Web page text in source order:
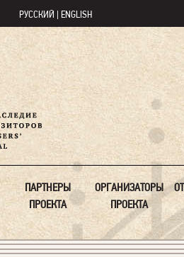
РУССКИЙ ENGLISH
ПАРТНЕРЫ
ПРОЕКТА
ОРГАНИЗАТОРЫ
ПРОЕКТА